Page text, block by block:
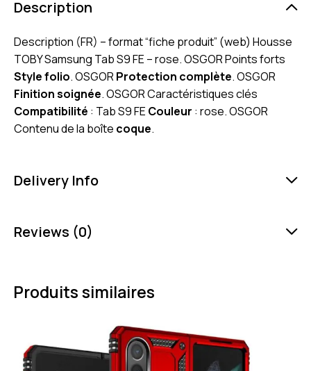
Description
Description (FR) – format “fiche produit” (web) Housse
TOBY Samsung Tab S9 FE – rose. OSGOR Points forts
Style folio. OSGORProtection complète. OSGOR
Finition soignée. OSGOR Caractéristiques clés
Compatibilité : Tab S9 FE Couleur : rose. OSGOR
Contenu de la boîte coque.
Delivery Info
Reviews (0)
Produits similaires